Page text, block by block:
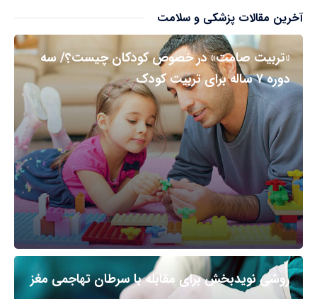
آخرین مقالات پزشکی و سلامت
«تربیت صامت» در خصوص کودکان چیست؟/ سه
دوره ۷ ساله برای تربیت کودک
روشی نویدبخش برای مقابله با سرطان تهاجمی مغز